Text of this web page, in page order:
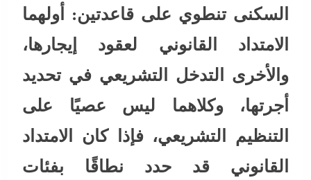
السكنى تنطوي على قاعدتين: أولهما
الامتداد القانوني لعقود إيجارها،
والأخرى التدخل التشريعي في تحديد
أجرتها، وكلاهما ليس عصيًا على
التنظيم التشريعي، فإذا كان الامتداد
القانوني قد حدد نطاقًا بفئات